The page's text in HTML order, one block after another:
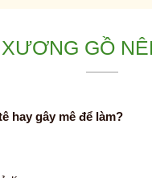
GỒ
hay gây mê để làm?